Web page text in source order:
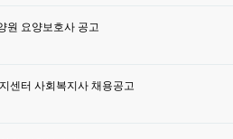
원 요양보호사 공고
센터 사회복지사 채용공고